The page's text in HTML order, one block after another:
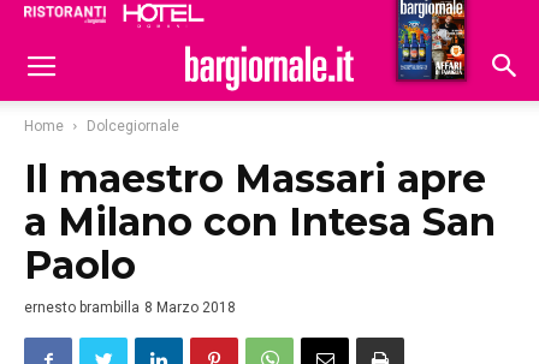
Hoteldomani
Home Dolcegiornale
Il maestro Massari apre
a Milano con Intesa San
Paolo
ernesto brambilla 8 Marzo 2018